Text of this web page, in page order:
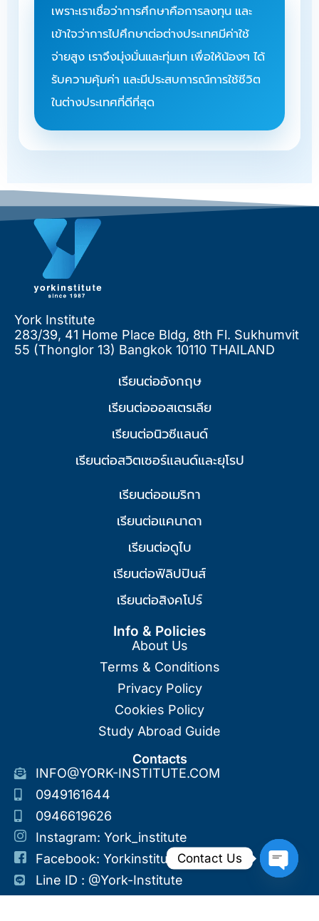
เพราะเราเชื่อว่าการศึกษาคือการลงทุน และ
เข้าใจว่าการไปศึกษาต่อต่างประเทศมีค่าใช้
จ่ายสูง เราจึงมุ่งมั่นและทุ่มเท เพื่อให้น้องๆ ได้
รับความคุ้มค่า และมีประสบการณ์การใช้ชีวิต
ในต่างประเทศที่ดีที่สุด
York Institute
283/39, 41 Home Place Bldg, 8th Fl. Sukhumvit
55 (Thonglor 13) Bangkok 10110 THAILAND
เรียนต่ออังกฤษ
เรียนต่อออสเตรเลีย
เรียนต่อนิวซีแลนด์
เรียนต่อสวิตเซอร์แลนด์และยุโรป
เรียนต่ออเมริกา
เรียนต่อแคนาดา
เรียนต่อดูไบ
เรียนต่อฟิลิปปินส์
เรียนต่อสิงคโปร์
Info & Policies
About Us
Terms & Conditions
Privacy Policy
Cookies Policy
Study Abroad Guide
Contacts
INFO@YORK-INSTITUTE.COM
0949161644
0946619626
Instagram: York_institute
Facebook: Yorkinstitute
Line ID : @york-Institute
Contact Us